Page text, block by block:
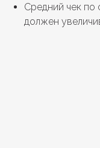
Средний чек по
должен